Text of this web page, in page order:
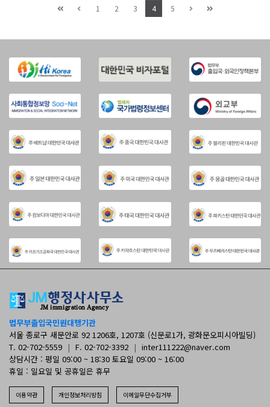
1 2 3 4 5
법무부출입국민원대행기관
서울 종로구 새문안로 92 1206호, 1207호 (신문로1가, 광화문오피시아빌딩)
T. 02-702-5559 | F. 02-702-3392 | inter111222@naver.com
상담시간 : 평일 09:00 ~ 18:30 토요일 09:00 ~ 16:00
휴일 : 일요일 및 공휴일은 휴무
이용약관 개인정보처리방침 이메일무단수집거부